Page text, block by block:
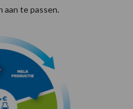
te passen.